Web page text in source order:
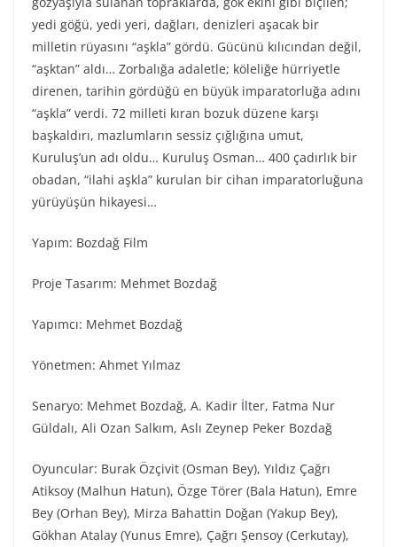
yedi göğü, yedi yeri, dağları, denizleri aşacak bir
milletin rüyasını “aşkla” gördü. Gücünü kılıcından değil,
“aşktan” aldı… Zorbalığa adaletle; köleliğe hürriyetle
direnen, tarihin gördüğü en büyük imparatorluğa adını
“aşkla” verdi. 72 milleti kıran bozuk düzene karşı
başkaldırı, mazlumların sessiz çığlığına umut,
Kuruluş’un adı oldu… Kuruluş Osman… 400 çadırlık bir
obadan, “ilahi aşkla” kurulan bir cihan imparatorluğuna
yürüyüşün hikayesi…
Yapım: Bozdağ Fi̇lm
Proje Tasarım: Mehmet Bozdağ
Yapımcı: Mehmet Bozdağ
Yönetmen: Ahmet Yılmaz
Senaryo: Mehmet Bozdağ, A. Kadir İlter, Fatma Nur
Güldalı, Ali Ozan Salkım, Aslı Zeynep Peker Bozdağ
Oyuncular: Burak Özçivit (Osman Bey), Yıldız Çağrı
Atiksoy (Malhun Hatun), Özge Törer (Bala Hatun), Emre
Bey (Orhan Bey), Mirza Bahattin Doğan (Yakup Bey),
Gökhan Atalay (Yunus Emre), Çağrı Şensoy (Cerkutay),